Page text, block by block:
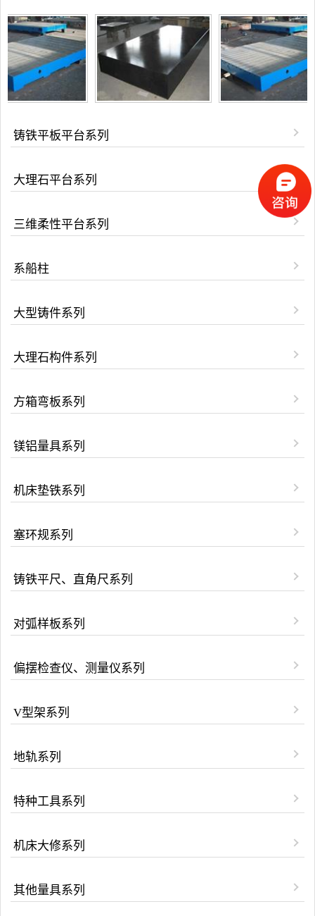
铸铁平板平台系列
大理石平台系列
三维柔性平台系列
系船柱
大型铸件系列
大理石构件系列
方箱弯板系列
镁铝量具系列
机床垫铁系列
塞环规系列
铸铁平尺、直角尺系列
对弧样板系列
偏摆检查仪、测量仪系列
V型架系列
地轨系列
特种工具系列
机床大修系列
其他量具系列